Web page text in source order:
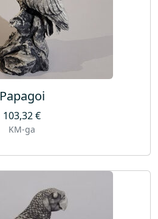
Papagoi
103,32€
KM-ga